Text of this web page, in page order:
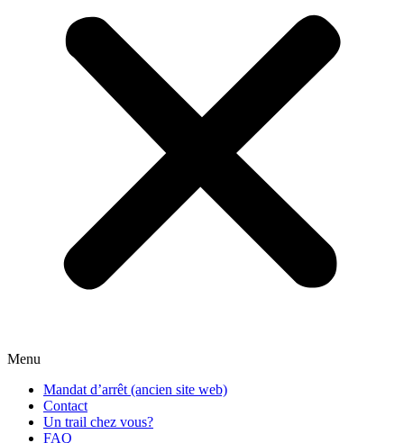
Menu
Mandat d’arrêt (ancien site web)
Contact
Un trail chez vous?
FAQ